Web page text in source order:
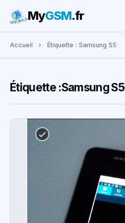
Rechercher :
MyGSM.fr
Accueil › Étiquette : Samsung S5
Étiquette :Samsung S5